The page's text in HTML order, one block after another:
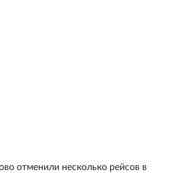
отменили несколько рейсов в